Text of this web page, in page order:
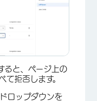
ると、ページ上の
て拒否します。
ロップダウンを